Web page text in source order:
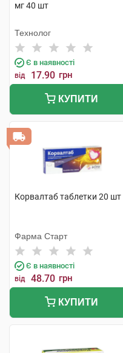
мг 40 шт
Технолог
Є в наявності
від 17.90 грн
КУПИТИ
Корвалтаб таблетки 20 шт
Фарма Старт
Є в наявності
від 48.70 грн
КУПИТИ